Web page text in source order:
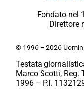
Fondato nel
Direttore
© 1996 – 2026
Testata
Marco Scotti, Reg.
1996 – P.I.